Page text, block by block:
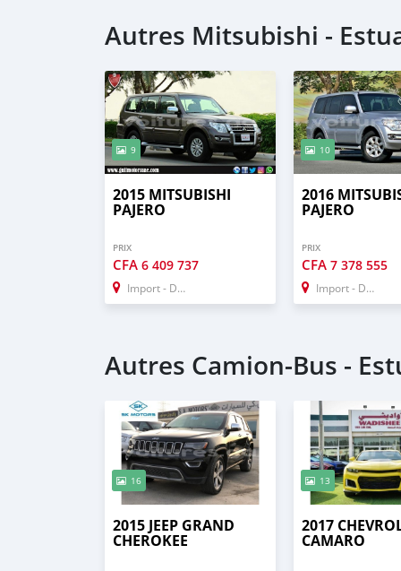
* Emirates ID copy
—
Self Employed:
* Trade License
* Memorandum of Article
* Passport copies of all partners
* Passport and visa copies of applicant
* Emirates ID
* 3 month personal bank statement
* 3 month company bank statement
Companies:
Autres Mitsubishi -
9
2015 MITSUBISHI
PAJERO
PRIX
CFA 6 409 737
Import - Dubai
10
2016
PAJERO
PRIX
CFA7 378 555
Import - Dubai
Autres Camion‒Bus -
16
2015 JEEP GRAND
CHEROKEE
13
2017
CAMARO